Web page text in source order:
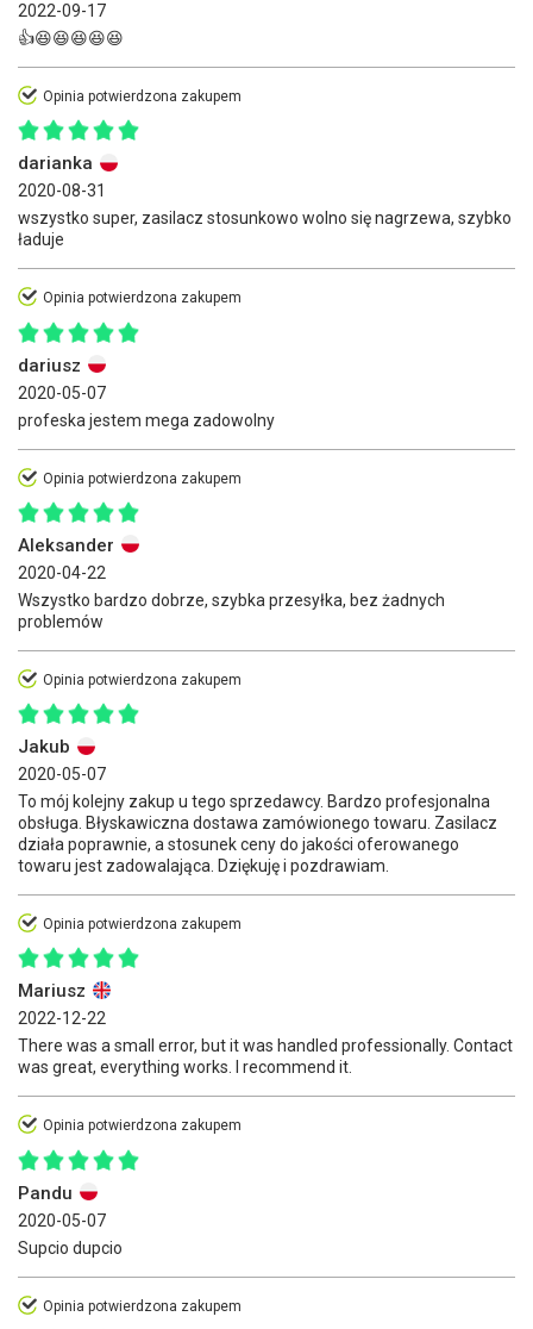
2022-09-17
👍😆😆😆😆😆
Opinia potwierdzona zakupem
darianka
2020-08-31
wszystko super, zasilacz stosunkowo wolno się nagrzewa, szybko
ładuje
Opinia potwierdzona zakupem
dariusz
2020-05-07
profeska jestem mega zadowolny
Opinia potwierdzona zakupem
Aleksander
2020-04-22
Wszystko bardzo dobrze, szybka przesyłka, bez żadnych
problemów
Opinia potwierdzona zakupem
Jakub
2020-05-07
To mój kolejny zakup u tego sprzedawcy. Bardzo profesjonalna
obsługa. Błyskawiczna dostawa zamówionego towaru. Zasilacz
działa poprawnie, a stosunek ceny do jakości oferowanego
towaru jest zadowalająca. Dziękuję i pozdrawiam.
Opinia potwierdzona zakupem
Mariusz
2022-12-22
There was a small error, but it was handled professionally. Contact
was great, everything works. I recommend it.
Opinia potwierdzona zakupem
Pandu
2020-05-07
Supcio dupcio
Opinia potwierdzona zakupem